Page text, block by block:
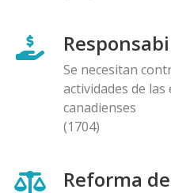
Se necesitan
actividades de
canadienses
(1704)
Reforma